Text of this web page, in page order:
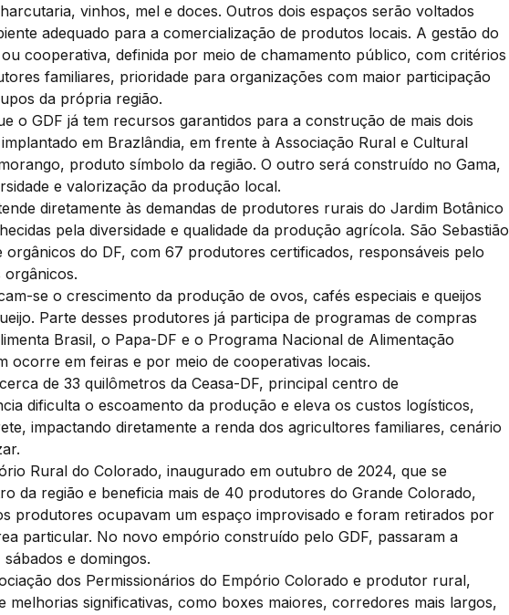
vinhos, mel e doces. Outros dois espaços serão voltados
adequado para a comercialização de produtos locais. A gestão do
cooperativa, definida por meio de chamamento público, com critérios
familiares, prioridade para organizações com maior participação
da própria região.
o GDF já tem recursos garantidos para a construção de mais dois
em Brazlândia, em frente à Associação Rural e Cultural
produto símbolo da região. O outro será construído no Gama,
e valorização da produção local.
diretamente às demandas de produtores rurais do Jardim Botânico
pela diversidade e qualidade da produção agrícola. São Sebastião
do DF, com 67 produtores certificados, responsáveis pelo
se o crescimento da produção de ovos, cafés especiais e queijos
Parte desses produtores já participa de programas de compras
Brasil, o Papa-DF e o Programa Nacional de Alimentação
ocorre em feiras e por meio de cooperativas locais.
de 33 quilômetros da Ceasa-DF, principal centro de
dificulta o escoamento da produção e eleva os custos logísticos,
impactando diretamente a renda dos agricultores familiares, cenário
Rural do Colorado, inaugurado em outubro de 2024, que se
da região e beneficia mais de 40 produtores do Grande Colorado,
produtores ocupavam um espaço improvisado e foram retirados por
particular. No novo empório construído pelo GDF, passaram a
e domingos.
dos Permissionários do Empório Colorado e produtor rural,
significativas, como boxes maiores, corredores mais largos,